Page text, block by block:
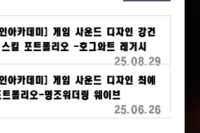
아카데미] 게임 사운드 디자인 강건
킬 포트폴리오 -호그와트 레거시
25.08.29
아카데미] 게임 사운드 디자인 최예
폴리오-명조워더링 웨이브
25.06.26